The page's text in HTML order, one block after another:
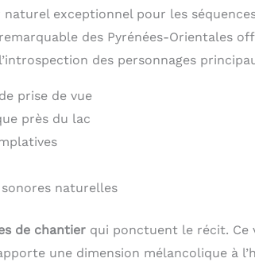
exceptionnel pour les
des Pyrénées-Orientales
des personnages
prise de vue
près du lac
naturelles
de chantierqui ponctuent le récit. Ce
une dimension mélancolique à